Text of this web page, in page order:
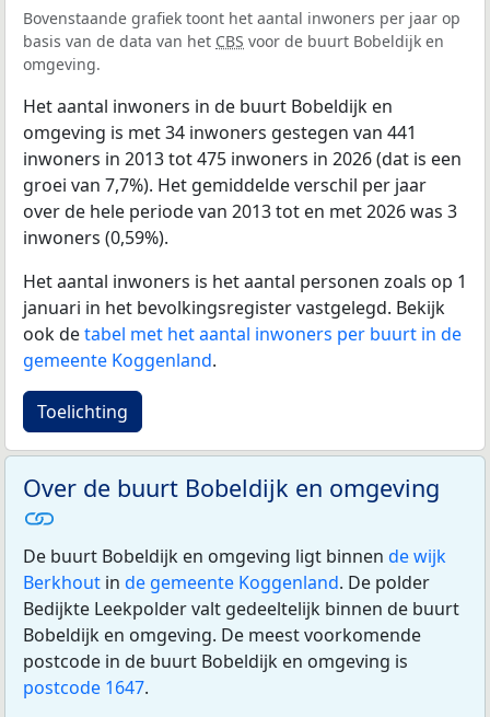
Bovenstaande grafiek toont het aantal inwoners per jaar op
basis van de data van het CBS voor de buurt Bobeldijk en
omgeving.
Het aantal inwoners in de buurt Bobeldijk en
omgeving is met 34 inwoners gestegen van 441
inwoners in 2013 tot 475 inwoners in 2026 (dat is een
groei van 7,7%). Het gemiddelde verschil per jaar
over de hele periode van 2013 tot en met 2026 was 3
inwoners (0,59%).
Het aantal inwoners is het aantal personen zoals op 1
januari in het bevolkingsregister vastgelegd. Bekijk
ook detabel met het aantal inwoners per buurt in de
gemeente Koggenland.
Toelichting
Over de buurt Bobeldijk en omgeving
De buurt Bobeldijk en omgeving ligt binnen de wijk
Berkhout in de gemeente Koggenland. De polder
Bedijkte Leekpolder valt gedeeltelijk binnen de buurt
Bobeldijk en omgeving. De meest voorkomende
postcode in de buurt Bobeldijk en omgeving is
postcode 1647.